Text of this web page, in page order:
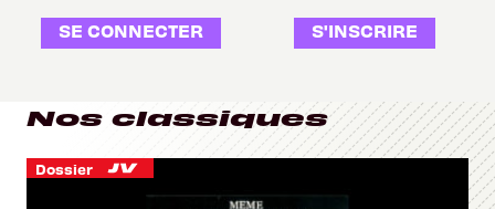
SE CONNECTER S'INSCRIRE
Nos classiques
Dossier